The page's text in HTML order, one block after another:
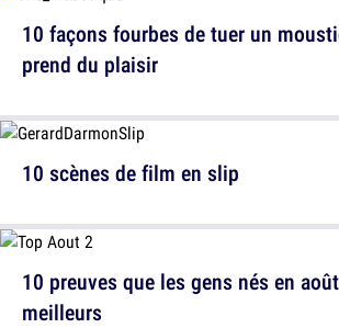
10 scènes de film en slip
10 façons fourbes de tuer un
prend du plaisir
10 preuves que les gens nés en
meilleurs